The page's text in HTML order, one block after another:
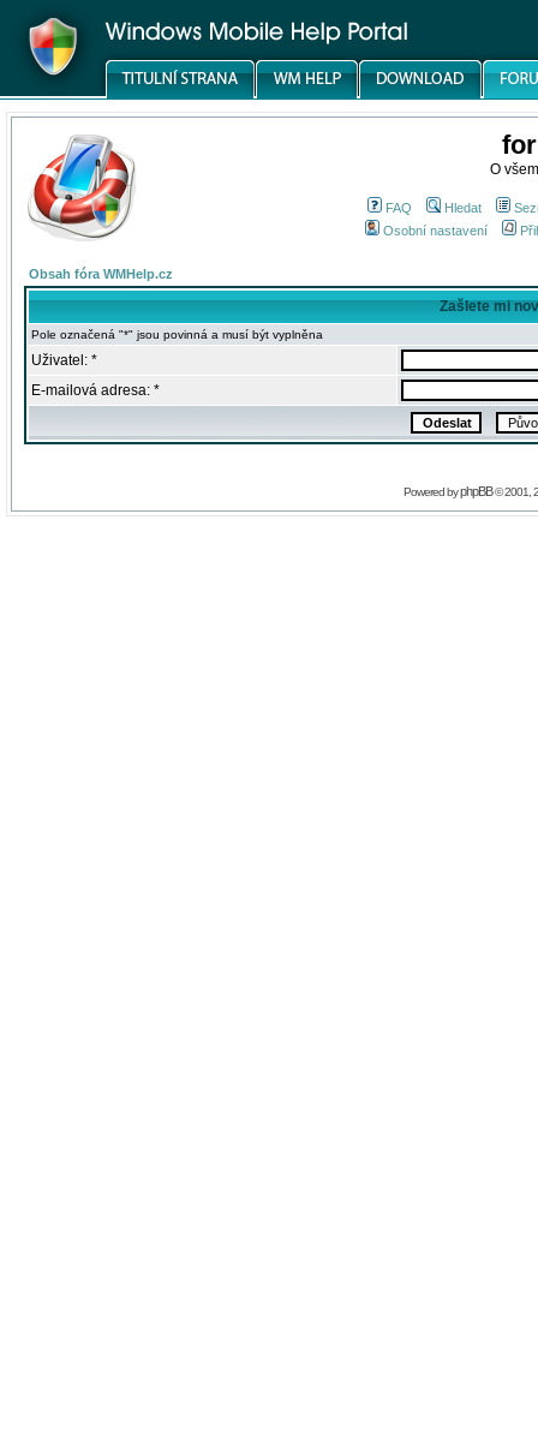
O
FAQ Hledat
Osobní nastavení
Obsah fóra WMHelp.cz
Zašlete mi
Pole označená "*" jsou povinná a musí být vyplněna
Uživatel: *
E-mailová adresa: *
Powered byphpBB© 2001,